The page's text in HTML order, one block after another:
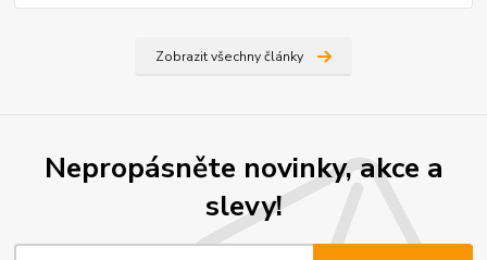
Zobrazit všechny články
Nepropásněte novinky, akce a
slevy!